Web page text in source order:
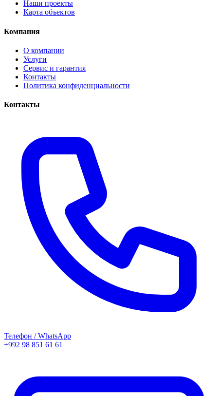
Наши проекты
Карта объектов
Компания
О компании
Услуги
Сервис и гарантия
Контакты
Политика конфиденциальности
Контакты
Телефон / WhatsApp
+992 98 851 61 61